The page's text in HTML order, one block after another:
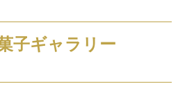
子ギャラリー